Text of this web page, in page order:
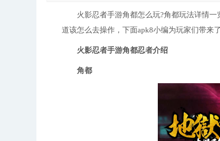
面，极致还原火影忍者世界，忍者大师
火影忍者手游角都怎么玩?角都玩法详情一
道该怎么去操作，下面apk8小编为玩家们带来
火影忍者手游角都忍者介绍
角都